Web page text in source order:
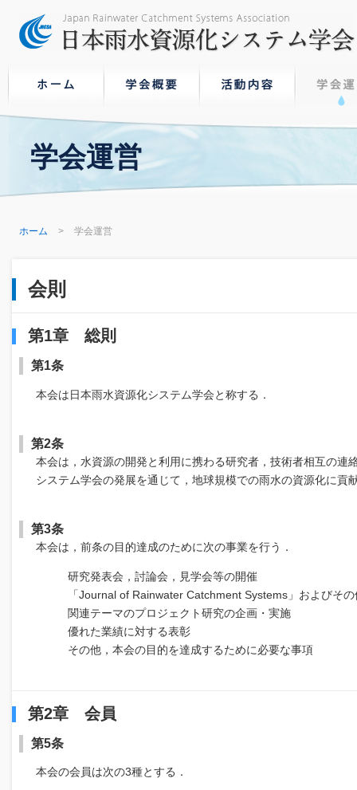
学会運営
ホーム 学会運営
会則
第1章 総則
第1条
本会は日本雨水資源化システム学会と称する．
第2条
本会は，水資源の開発と利用に携わる研究者，技術者相互の連
システム学会の発展を通じて，地球規模での雨水の資源化に貢
第3条
本会は，前条の目的達成のために次の事業を行う．
研究発表会，討論会，見学会等の開催
「Journal of Rainwater Catchment Systems」およびそ
関連テーマのプロジェクト研究の企画・実施
優れた業績に対する表彰
その他，本会の目的を達成するために必要な事項
第2章 会員
第5条
本会の会員は次の3種とする．